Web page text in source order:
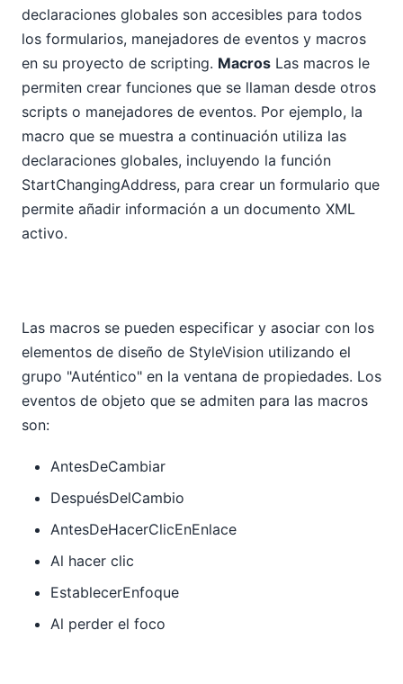
declaraciones globales son accesibles para todos
los formularios, manejadores de eventos y macros
en su proyecto de scripting. Macros Las macros le
permiten crear funciones que se llaman desde otros
scripts o manejadores de eventos. Por ejemplo, la
macro que se muestra a continuación utiliza las
declaraciones globales, incluyendo la función
StartChangingAddress, para crear un formulario que
permite añadir información a un documento XML
activo.
Las macros se pueden especificar y asociar con los
elementos de diseño de StyleVision utilizando el
grupo "Auténtico" en la ventana de propiedades. Los
eventos de objeto que se admiten para las macros
son:
AntesDeCambiar
DespuésDelCambio
AntesDeHacerClicEnEnlace
Al hacer clic
EstablecerEnfoque
Al perder el foco